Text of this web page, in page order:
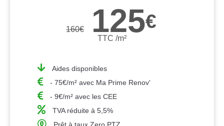
160€ 125€
TTC /m²
Aides disponibles
- 75€/m² avec Ma Prime Renov'
- 9€/m² avec les CEE
TVA réduite à 5,5%